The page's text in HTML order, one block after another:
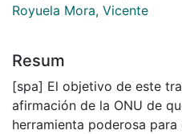
Royuela Mora, Vicente
Resum
[spa] El objetivo de este
afirmación de la ONU de
herramienta poderosa